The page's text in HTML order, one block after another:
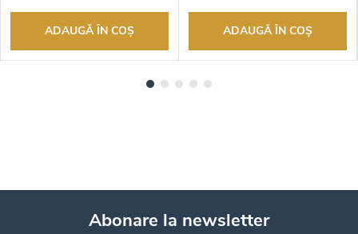
ADAUGĂ ÎN COŞ ADAUGĂ ÎN COŞ
Abonare la newsletter